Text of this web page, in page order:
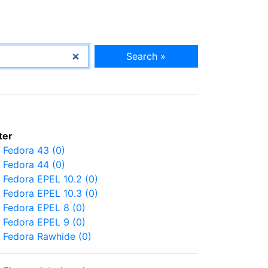
Search »
Fedora 43 (0)
Fedora 44 (0)
Fedora EPEL 10.2 (0)
Fedora EPEL 10.3 (0)
Fedora EPEL 8 (0)
Fedora EPEL 9 (0)
Fedora Rawhide (0)